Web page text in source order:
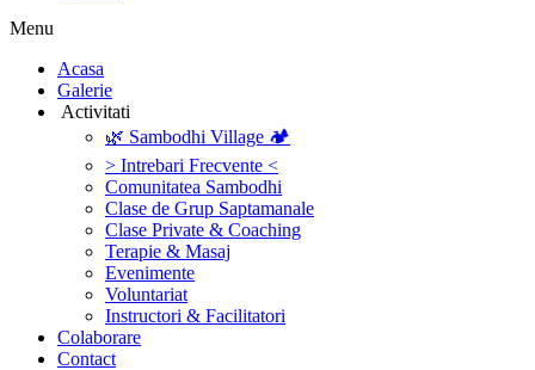
Menu
‎Acasa
Galerie
‎ ‎Activitati‎
🌿 Sambodhi Village 🏕️
> Intrebari Frecvente <
Comunitatea Sambodhi
Clase de Grup Saptamanale
Clase Private & Coaching
Terapie & Masaj
‎Evenimente
Voluntariat
‏‏‎Instructori & Facilitatori
Colaborare
Contact